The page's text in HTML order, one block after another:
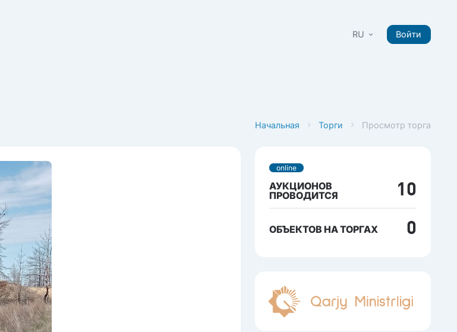
RU Войти
Начальная Торги Просмотр торга
online
АУКЦИОНОВ
ПРОВОДИТСЯ
10
ОБЪЕКТОВ НА ТОРГАХ 0